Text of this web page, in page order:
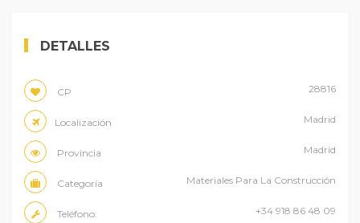
DETALLES
CP 28816
Localización Madrid
Provincia Madrid
Categoría Materiales Para La Construcción
Teléfono: +34 918 86 48 09